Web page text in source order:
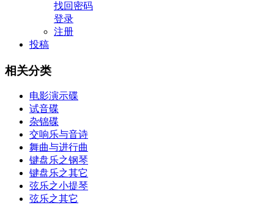
找回密码
登录
注册
投稿
相关分类
电影演示碟
试音碟
杂锦碟
交响乐与音诗
舞曲与进行曲
键盘乐之钢琴
键盘乐之其它
弦乐之小提琴
弦乐之其它